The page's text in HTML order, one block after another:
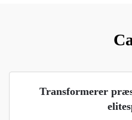
Transformerer